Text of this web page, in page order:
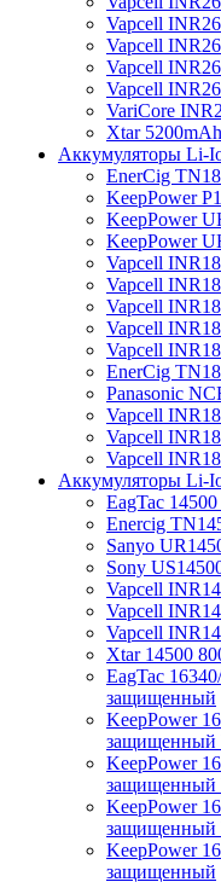
Vapcell
Vapcell
Vapcell
Vapcell
VariCore
Xtar
Аккумуляторы Li-
EnerCig
KeepPower
KeepPower
KeepPower
Vapcell
Vapcell
Vapcell
Vapcell
Vapcell
EnerCig
Panasonic
Vapcell
Vapcell
Vapcell
Аккумуляторы Li-
EagTac
Enercig
Sanyo
Sony
Vapcell
Vapcell
Vapcell
Xtar 14500
EagTac
защищенный
KeepPower
защищенный
KeepPower
защищенный
KeepPower
защищенный
KeepPower
защищенный